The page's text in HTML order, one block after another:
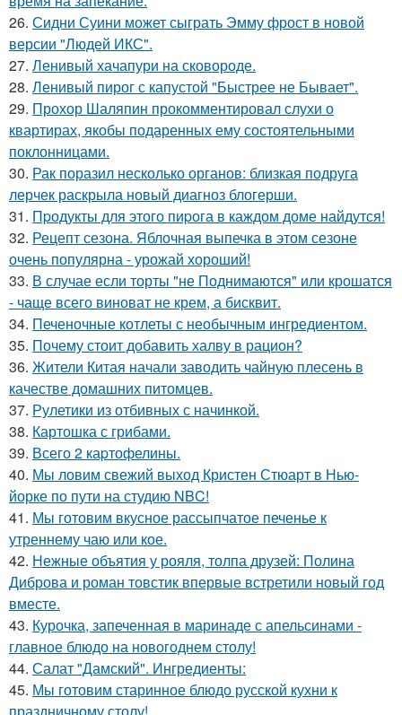
26. Сидни Суини может сыграть Эмму фрост в новой
версии "Людей ИКС".
27. Ленивый хачапури на сковороде.
28. Ленивый пирог с капустой "Быстрее не Бывает".
29. Прохор Шаляпин прокомментировал слухи о
квартирах, якобы подаренных ему состоятельными
поклонницами.
30. Рак поразил несколько органов: близкая подруга
лерчек раскрыла новый диагноз блогерши.
31. Пpодукты для этого пиpога в каждом доме найдутся!
32. Рецепт сезона. Яблочная выпечка в этом сезоне
очень популярна - урожай хороший!
33. В случае если торты "не Поднимаются" или крошатся
- чаще всего виноват не крем, а бисквит.
34. Печеночные котлеты с необычным ингредиентом.
35. Почему стоит добавить халву в рацион?
36. Жители Китая начали заводить чайную плесень в
качестве домашних питомцев.
37. Рулетики из отбивных с начинкой.
38. Картошка с грибами.
39. Всего 2 каpтофелины.
40. Мы ловим свежий выход Кристен Стюарт в Нью-
йорке по пути на студию NBC!
41. Мы готовим вкусное рассыпчатое печенье к
утреннему чаю или кое.
42. Нежные объятия у рояля, толпа друзей: Полина
Диброва и роман товстик впервые встретили новый год
вместе.
43. Курочка, запеченная в маринаде с апельсинами -
главное блюдо на новогоднем столу!
44. Салат "Дамский". Ингредиенты:
45. Мы готовим старинное блюдо русской кухни к
праздничному столу!